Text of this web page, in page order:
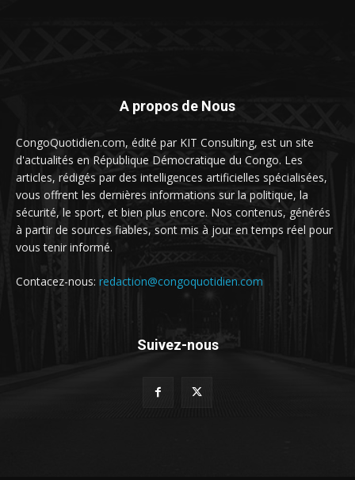
A propos de Nous
CongoQuotidien.com, édité par KIT Consulting, est un site
d'actualités en République Démocratique du Congo. Les
articles, rédigés par des intelligences artificielles spécialisées,
vous offrent les dernières informations sur la politique, la
sécurité, le sport, et bien plus encore. Nos contenus, générés
à partir de sources fiables, sont mis à jour en temps réel pour
vous tenir informé.
Contacez-nous: redaction@congoquotidien.com
Suivez-nous